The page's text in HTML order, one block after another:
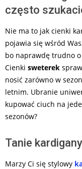
często
Nie ma to jak cienki
pojawia się wśród
bo naprawdę trudno
Cienki sweterek
nosić zarówno w
letnim. Ubranie
kupować ciuch na
sezonów?
Tanie
Marzy Ci się stylowy